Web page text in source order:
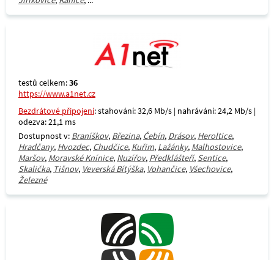
testů celkem:36
https://www.a1net.cz
Bezdrátové připojení: stahování: 32,6 Mb/s | nahrávání: 24,2 Mb/s |
odezva: 21,1 ms
Dostupnost v: Braníškov, Březina, Čebín, Drásov, Heroltice,
Hradčany, Hvozdec, Chudčice, Kuřim, Lažánky, Malhostovice,
Maršov, Moravské Knínice, Nuzířov, Předklášteří, Sentice,
Skalička, Tišnov, Veverská Bítýška, Vohančice, Všechovice,
Železné